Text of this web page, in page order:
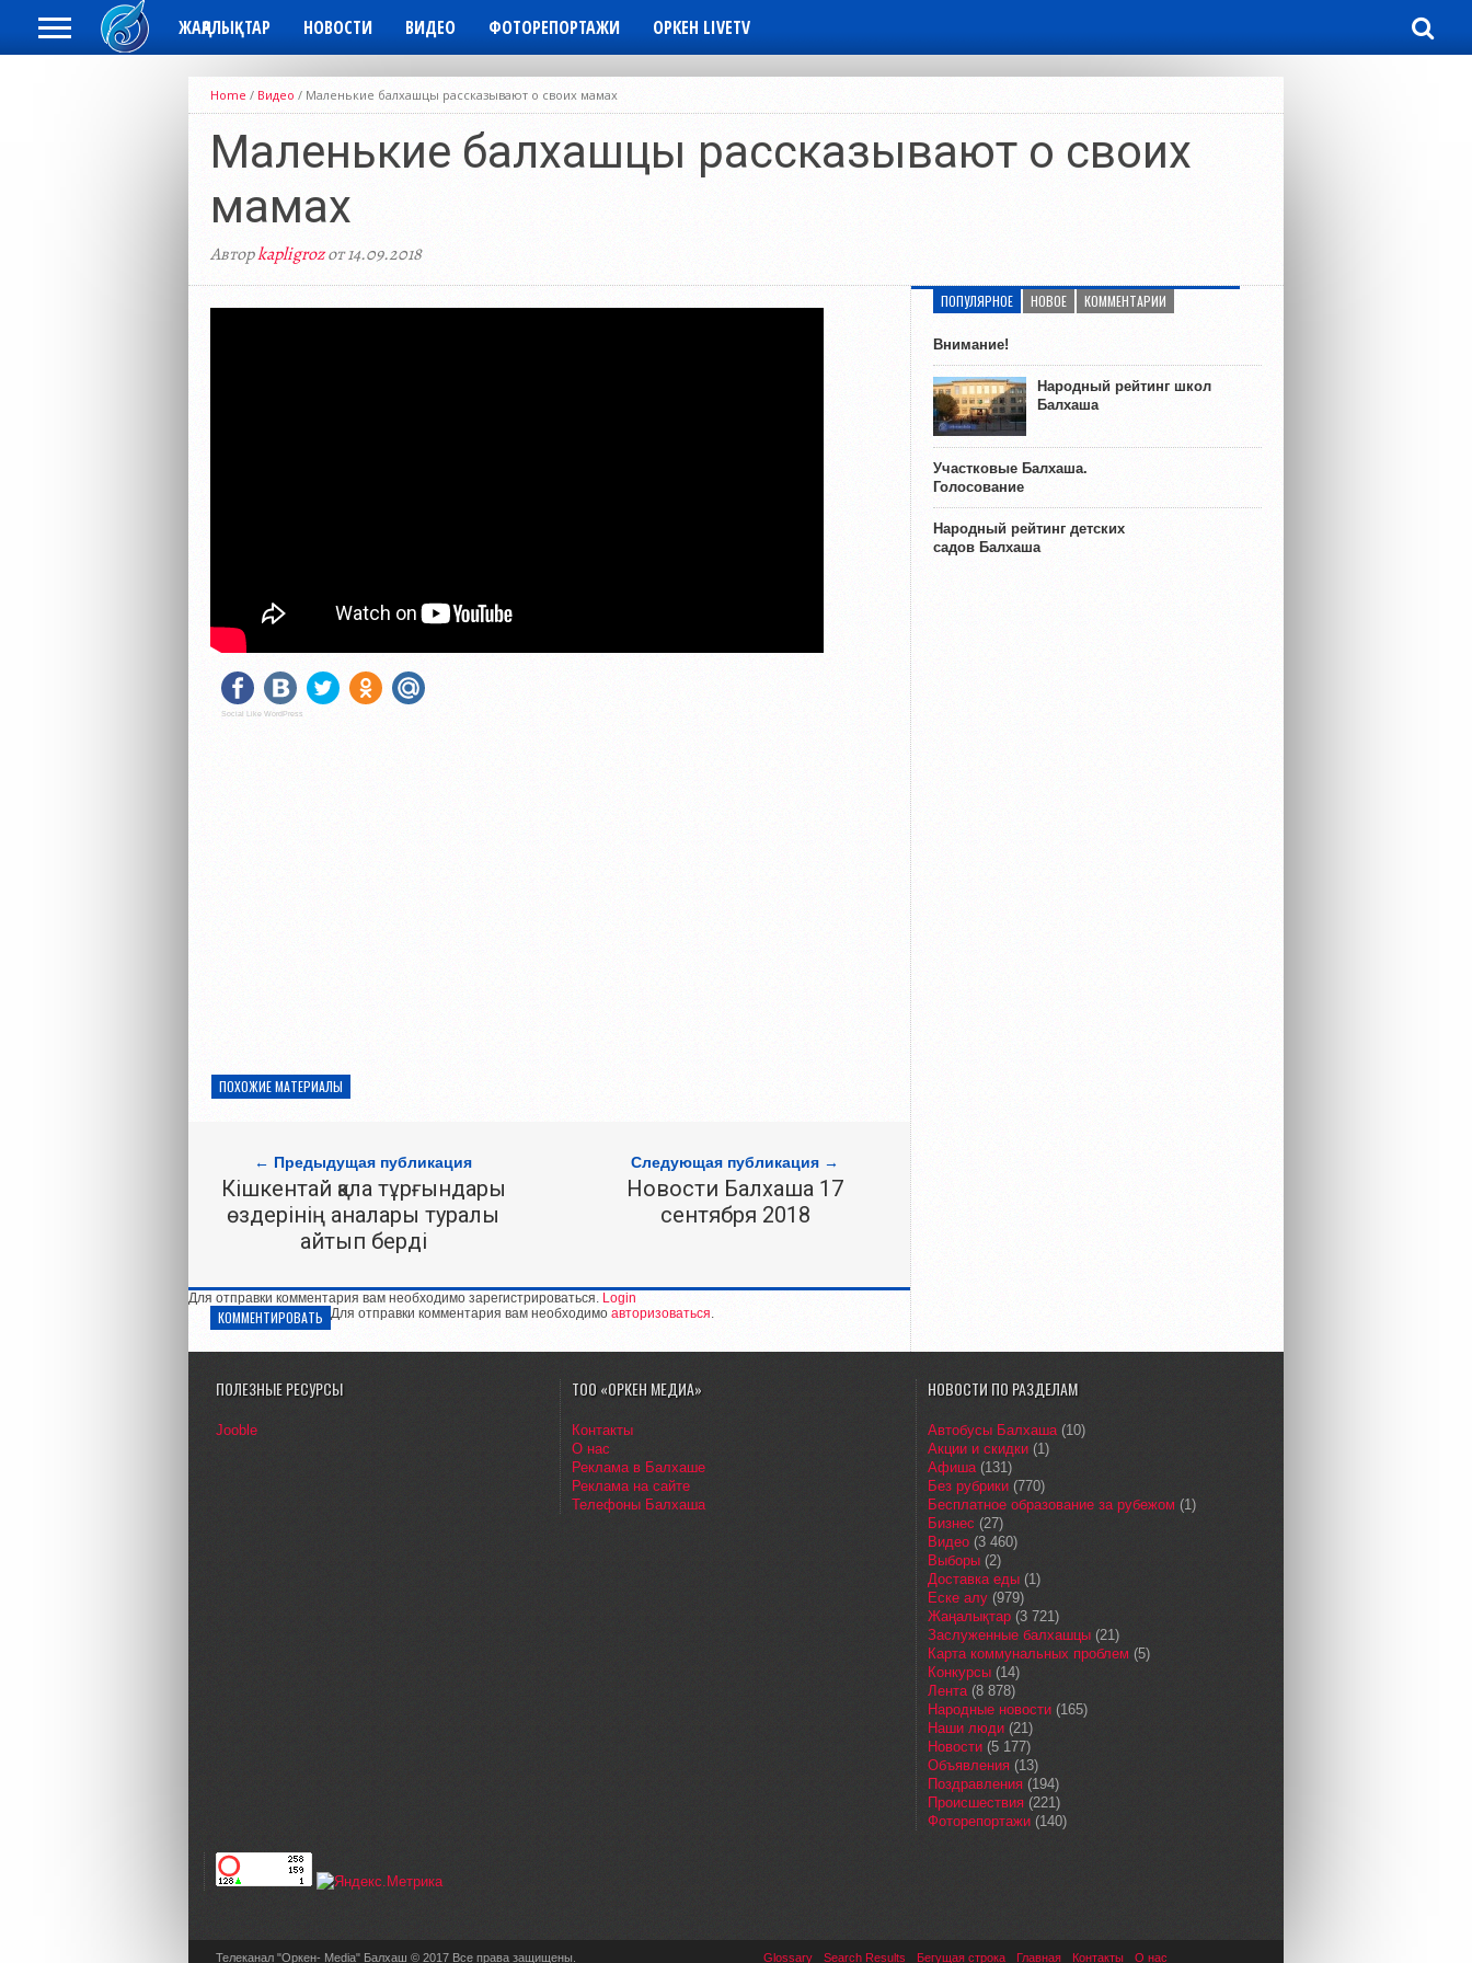
ЖАҢАЛЫҚТАР НОВОСТИ ВИДЕО ФОТОРЕПОРТАЖИ ОРКЕН LIVETV
Home / Видео / Маленькие балхашцы рассказывают о своих мамах
Маленькие балхашцы рассказывают о своих
мамах
Авторkapligrozот 14.09.2018
Social Like WordPress
ПОХОЖИЕ МАТЕРИАЛЫ
← Предыдущая публикация
Кішкентай қала тұрғындары
өздерінің аналары туралы
айтып берді
Следующая публикация →
Новости Балхаша 17
сентября 2018
Для отправки комментария вам необходимо зарегистрироваться. Login
КОММЕНТИРОВАТЬ Для отправки комментария вам необходимо авторизоваться.
ПОПУЛЯРНОЕ НОВОЕ КОММЕНТАРИИ
Внимание!
Народный рейтинг школ
Балхаша
Участковые Балхаша.
Голосование
Народный рейтинг детских
садов Балхаша
ПОЛЕЗНЫЕ РЕСУРСЫ
Jooble
ТОО «ОРКЕН МЕДИА»
Контакты
О нас
Реклама в Балхаше
Реклама на сайте
Телефоны Балхаша
НОВОСТИ ПО РАЗДЕЛАМ
Автобусы Балхаша(10)
Акции и скидки (1)
Афиша(131)
Без рубрики (770)
Бесплатное образование за рубежом (1)
Бизнес (27)
Видео (3 460)
Выборы (2)
Доставка еды (1)
Еске алу (979)
Жаңалықтар (3 721)
Заслуженные балхашцы (21)
Карта коммунальных проблем (5)
Конкурсы (14)
Лента(8 878)
Народные новости (165)
Наши люди (21)
Новости (5 177)
Объявления (13)
Поздравления (194)
Происшествия (221)
Фоторепортажи (140)
Телеканал "Оркен- Media" Балхаш © 2017 Все права защищены. Glossary Search Results Бегущая строка Главная Контакты О нас